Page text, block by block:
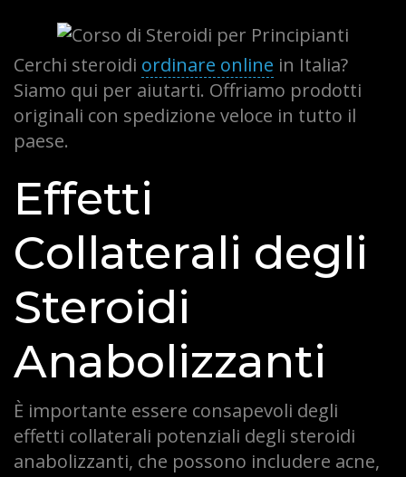
Cerchi steroidi ordinare online in Italia?
Siamo qui per aiutarti. Offriamo prodotti
originali con spedizione veloce in tutto il
paese.
Effetti
Collaterali degli
Steroidi
Anabolizzanti
È importante essere consapevoli degli
effetti collaterali potenziali degli steroidi
anabolizzanti, che possono includere acne,